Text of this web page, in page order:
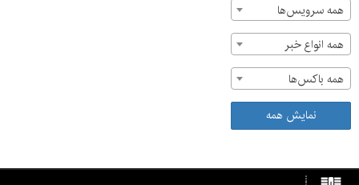
همه سرویس‌ها
همه انواع خبر
همه باکس‌ها
نمایش همه